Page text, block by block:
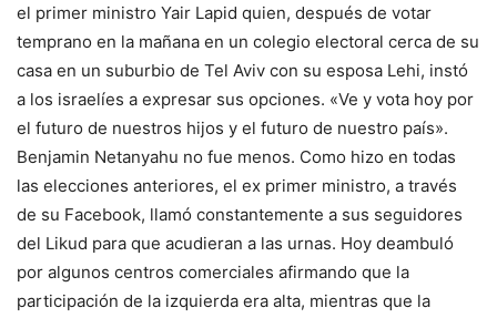
el primer ministro Yair Lapid quien, después de votar
temprano en la mañana en un colegio electoral cerca de su
casa en un suburbio de Tel Aviv con su esposa Lehi, instó
a los israelíes a expresar sus opciones. «Ve y vota hoy por
el futuro de nuestros hijos y el futuro de nuestro país».
Benjamin Netanyahu no fue menos. Como hizo en todas
las elecciones anteriores, el ex primer ministro, a través
de su Facebook, llamó constantemente a sus seguidores
del Likud para que acudieran a las urnas. Hoy deambuló
por algunos centros comerciales afirmando que la
participación de la izquierda era alta, mientras que la